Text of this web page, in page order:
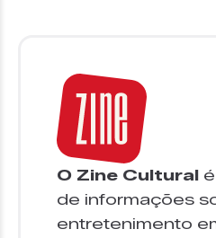
O Zine Cultural
de informações
entretenimento